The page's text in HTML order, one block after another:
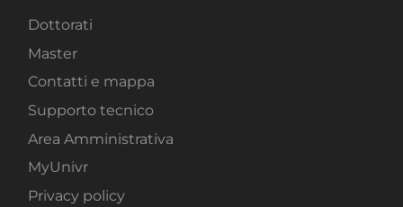
Dottorati
Master
Contatti e mappa
Supporto tecnico
Area Amministrativa
MyUnivr
Privacy policy